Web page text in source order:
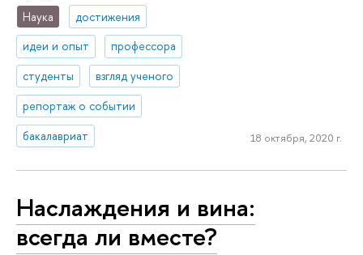
Наука
достижения
идеи и опыт
профессора
студенты
взгляд ученого
репортаж о событии
бакалавриат
18 октября, 2020 г.
Наслаждения и вина:
всегда ли вместе?